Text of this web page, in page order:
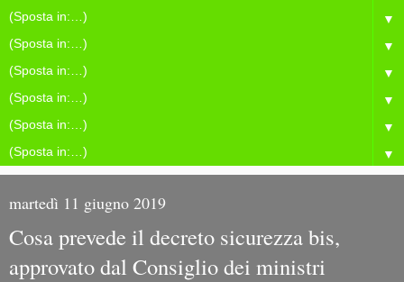
▼
▼
▼
▼
▼
▼
martedì 11 giugno 2019
Cosa prevede il decreto sicurezza bis,
approvato dal Consiglio dei ministri